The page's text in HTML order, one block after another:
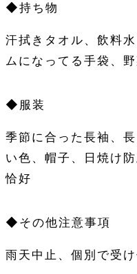
◆持ち物
汗拭きタオル、飲料
ムになってる手袋、
◆服装
季節に合った長袖、
い色、帽子、日焼け
恰好
◆その他注意事項
雨天中止、個別で受け